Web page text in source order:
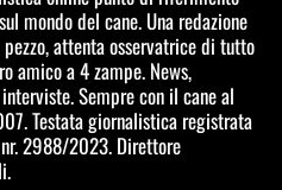
mondo del cane. Una redazione
attenta osservatrice di tutto
amico a 4 zampe. News,
Sempre con il cane al
Testata giornalistica registrata
2988/2023. Direttore